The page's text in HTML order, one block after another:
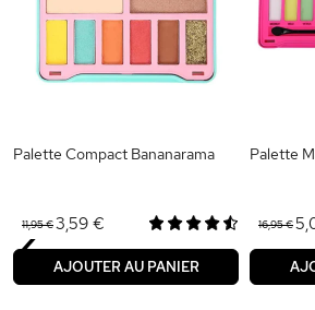
Palette Compact Bananarama
11,95 €3,59 €
AJOUTER AU PANIER
Palette
16,95 €
‹